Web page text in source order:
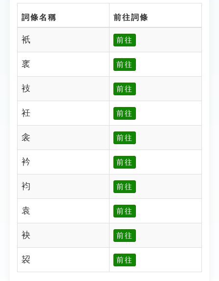
詞條名稱 前往詞條
衹 前往
衺 前往
衼 前往
衽 前往
衾 前往
衿 前往
袀 前往
袁 前往
袂 前往
袃 前往